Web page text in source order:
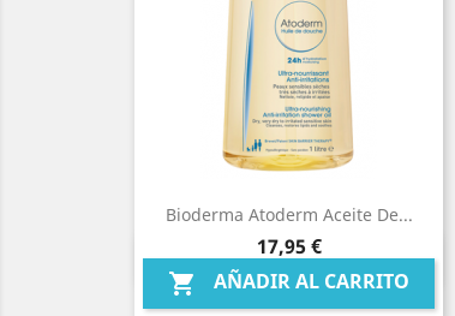
Bioderma Atoderm Aceite De...
Precio
17,95 €
 AÑADIR AL CARRITO
Vista rápida